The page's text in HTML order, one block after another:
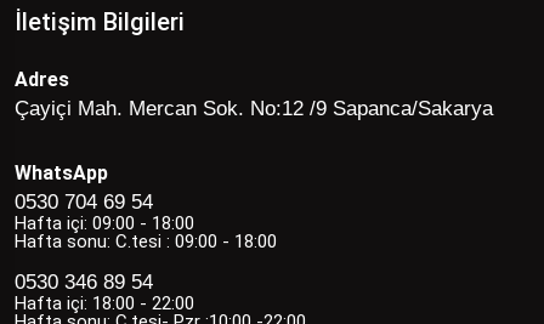
İletişim Bilgileri
Adres
Çayiçi Mah. Mercan Sok. No:12 /9 Sapanca/Sakarya
WhatsApp
0530 704 69 54
Hafta içi: 09:00 - 18:00
Hafta sonu: C.tesi : 09:00 - 18:00
0530 346 89 54
Hafta içi: 18:00 - 22:00